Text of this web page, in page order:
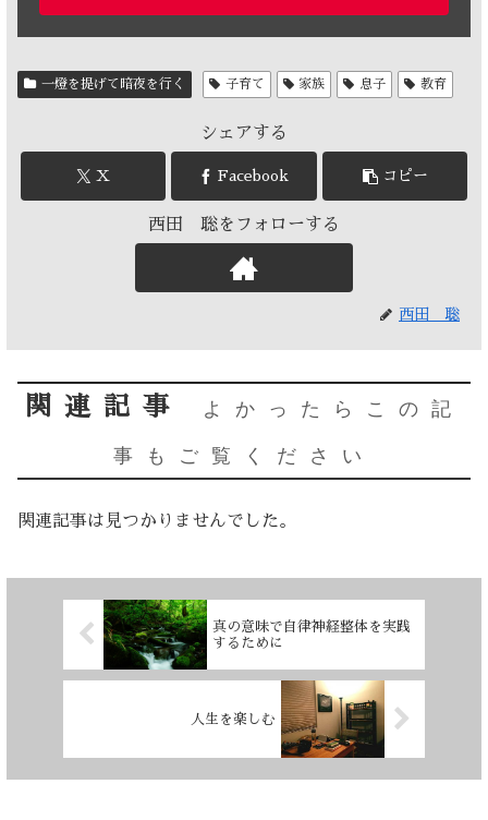
一燈を提げて暗夜を行く 子育て 家族 息子 教育
シェアする
X Facebook コピー
西田 聡をフォローする
西田 聡
関連記事
よかったらこの記
事もご覧ください
関連記事は見つかりませんでした。
真の意味で自律神経整体を実践
するために
人生を楽しむ